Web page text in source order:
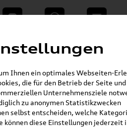
Instagram WhatsApp E-Mail
und Zubehör »
& Schutz »
» Arona »
Grundträger für
83A071151
Ihnen ein optimales Webseiten-
die für den Betrieb der Seite
Unternehmensziele
zu anonymen Statistikzwecken
selbst entscheiden, welche
können diese Einstellungen jederzeit